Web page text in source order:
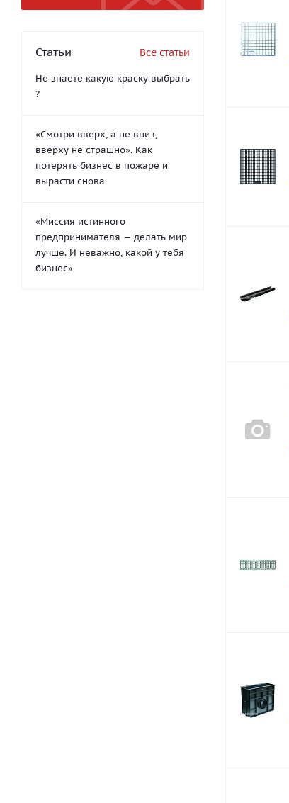
Статьи Все статьи
Не знаете какую краску выбрать
?
«Смотри вверх, а не вниз,
вверху не страшно». Как
потерять бизнес в пожаре и
вырасти снова
«Миссия истинного
предпринимателя — делать мир
лучше. И неважно, какой у тебя
бизнес»